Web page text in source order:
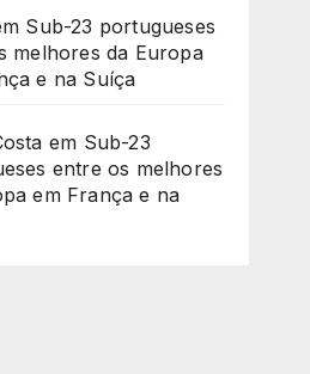
Sub-23 portugueses
melhores da Europa
e na Suíça
em Sub-23
entre os melhores
em França e na